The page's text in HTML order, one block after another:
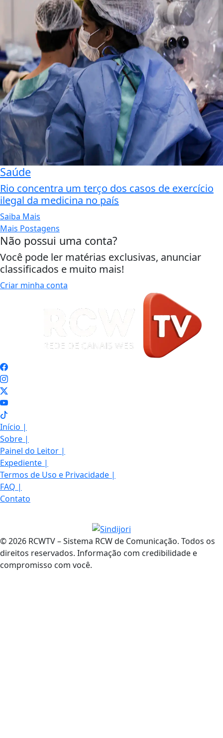
Saúde
Rio concentra um terço dos casos de exercício
ilegal da medicina no país
Saiba Mais
Mais Postagens
Não possui uma conta?
Você pode ler matérias exclusivas, anunciar
classificados e muito mais!
Criar minha conta
Início |
Sobre |
Painel do Leitor |
Expediente |
Termos de Uso e Privacidade |
FAQ |
Contato
© 2026 RCWTV – Sistema RCW de Comunicação. Todos os
direitos reservados. Informação com credibilidade e
compromisso com você.